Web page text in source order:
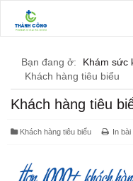
Bạn đang ở: Khám sức
Khách hàng tiêu biểu
Khách hàng tiêu
Khách hàng tiêu biểu In bài